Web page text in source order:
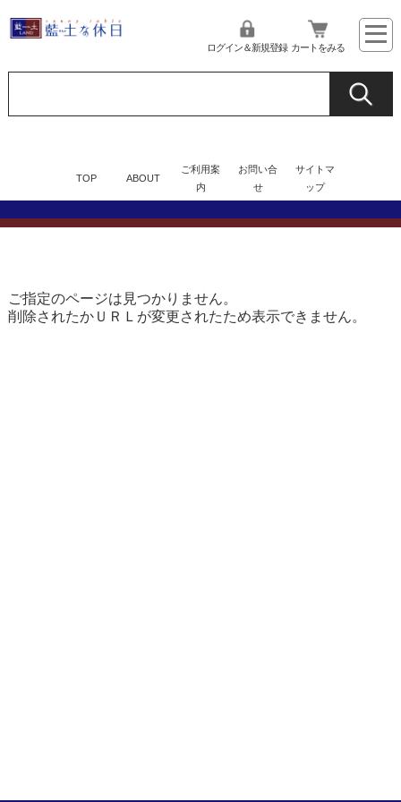
ログイン＆新規登録 カートをみる
TOP ABOUT
ご利用案
内
お問い合
せ
サイトマ
ップ
ご指定のページは見つかりません。
削除されたかＵＲＬが変更されたため表示できません。